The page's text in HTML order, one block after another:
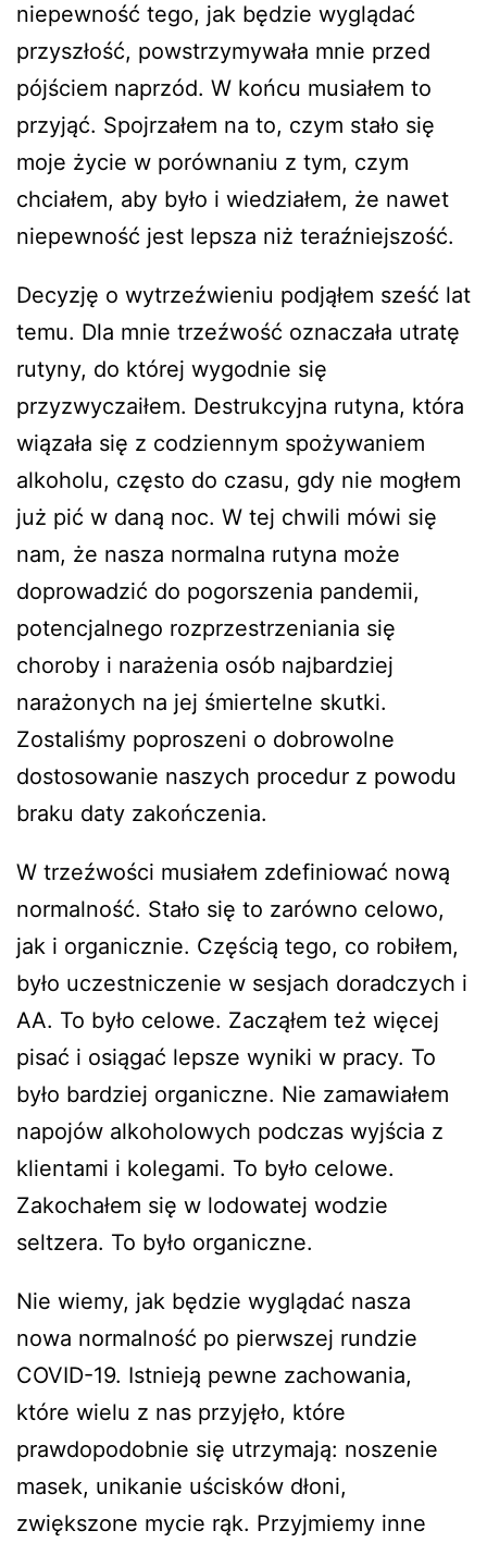
niepewność tego, jak będzie wyglądać
przyszłość, powstrzymywała mnie przed
pójściem naprzód. W końcu musiałem to
przyjąć. Spojrzałem na to, czym stało się
moje życie w porównaniu z tym, czym
chciałem, aby było i wiedziałem, że nawet
niepewność jest lepsza niż teraźniejszość.
Decyzję o wytrzeźwieniu podjąłem sześć lat
temu. Dla mnie trzeźwość oznaczała utratę
rutyny, do której wygodnie się
przyzwyczaiłem. Destrukcyjna rutyna, która
wiązała się z codziennym spożywaniem
alkoholu, często do czasu, gdy nie mogłem
już pić w daną noc. W tej chwili mówi się
nam, że nasza normalna rutyna może
doprowadzić do pogorszenia pandemii,
potencjalnego rozprzestrzeniania się
choroby i narażenia osób najbardziej
narażonych na jej śmiertelne skutki.
Zostaliśmy poproszeni o dobrowolne
dostosowanie naszych procedur z powodu
braku daty zakończenia.
W trzeźwości musiałem zdefiniować nową
normalność. Stało się to zarówno celowo,
jak i organicznie. Częścią tego, co robiłem,
było uczestniczenie w sesjach doradczych i
AA. To było celowe. Zacząłem też więcej
pisać i osiągać lepsze wyniki w pracy. To
było bardziej organiczne. Nie zamawiałem
napojów alkoholowych podczas wyjścia z
klientami i kolegami. To było celowe.
Zakochałem się w lodowatej wodzie
seltzera. To było organiczne.
Nie wiemy, jak będzie wyglądać nasza
nowa normalność po pierwszej rundzie
COVID-19. Istnieją pewne zachowania,
które wielu z nas przyjęło, które
prawdopodobnie się utrzymają: noszenie
masek, unikanie uścisków dłoni,
zwiększone mycie rąk. Przyjmiemy inne